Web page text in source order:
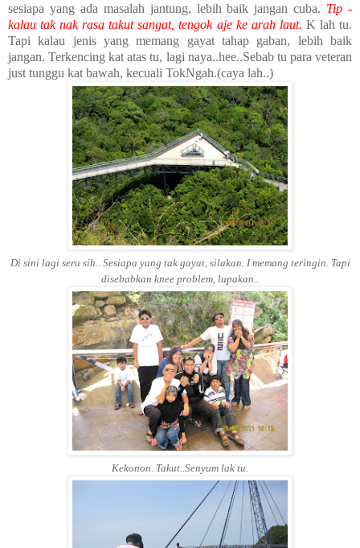
sesiapa yang ada masalah jantung, lebih baik jangan cuba. Tip -
kalau tak nak rasa takut sangat, tengok aje ke arah laut. K lah tu.
Tapi kalau jenis yang memang gayat tahap gaban, lebih baik
jangan. Terkencing kat atas tu, lagi naya..hee..Sebab tu para veteran
just tunggu kat bawah, kecuali TokNgah.(caya lah..)
Di sini lagi seru sih.. Sesiapa yang tak gayat, silakan. I memang teringin. Tapi
disebabkan knee problem, lupakan..
Kekonon. Takut..Senyum lak tu.